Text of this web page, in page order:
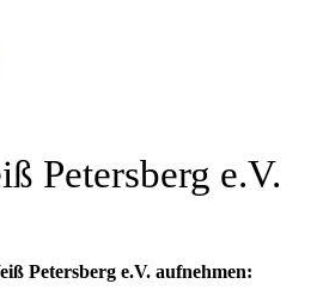
Petersberg e.V.
Petersberg e.V. aufnehmen: